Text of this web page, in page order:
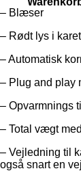
– Blæser
– Rødt lys i karet
– Automatisk
– Plug and play
– Opvarmnings
– Total vægt
– Vejledning til
også snart en